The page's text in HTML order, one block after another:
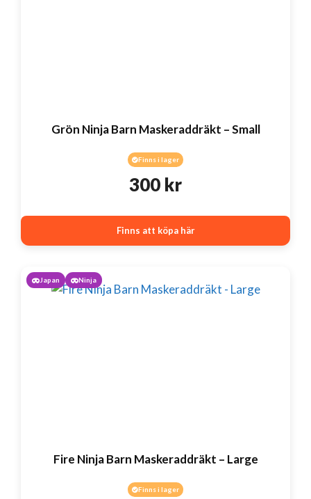
Grön Ninja Barn Maskeraddräkt – Small
Finns i lager
300 kr
Finns att köpa här
Japan Ninja
Fire Ninja Barn Maskeraddräkt – Large
Finns i lager